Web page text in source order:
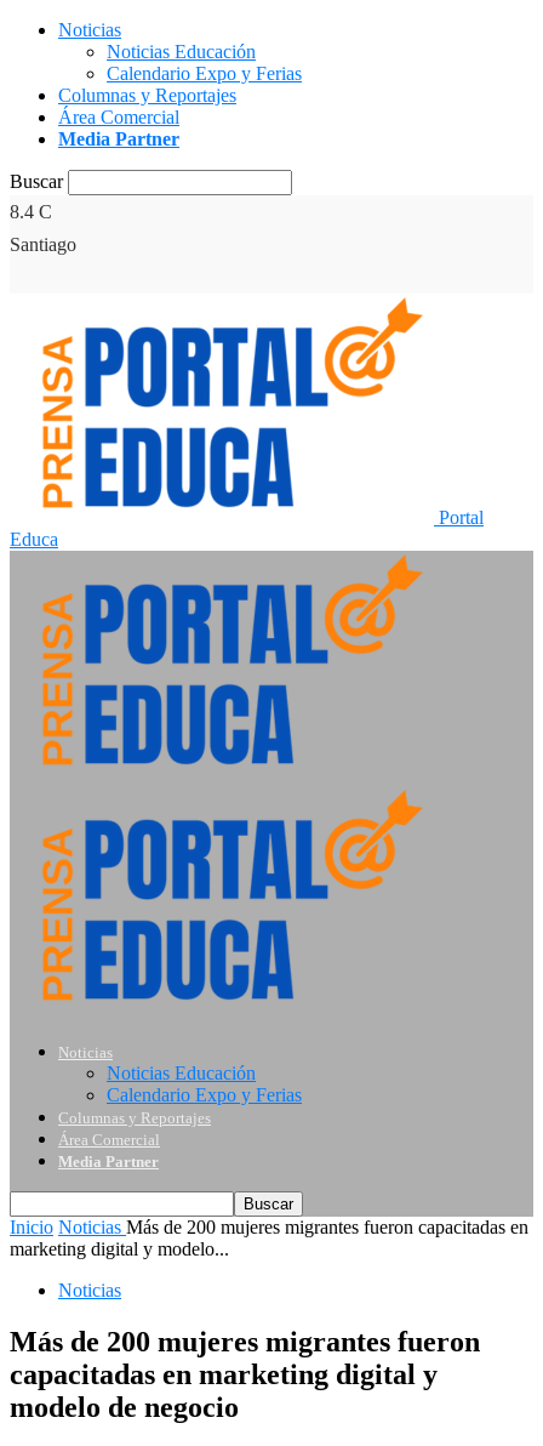
Noticias
Noticias Educación
Calendario Expo y Ferias
Columnas y Reportajes
Área Comercial
Media Partner
Buscar
8.4 C
Santiago
Portal
Educa
Noticias
Noticias Educación
Calendario Expo y Ferias
Columnas y Reportajes
Área Comercial
Media Partner
Inicio Noticias Más de 200 mujeres migrantes fueron capacitadas en
marketing digital y modelo...
Noticias
Más de 200 mujeres migrantes fueron
capacitadas en marketing digital y
modelo de negocio